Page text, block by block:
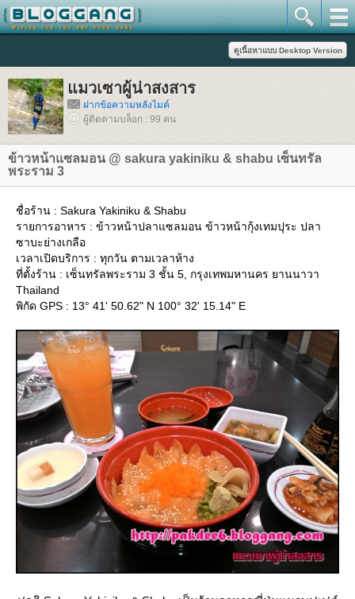
มวเซาผู้น่าสงสาร
ฝากข้อความหลังไมค์
ผู้ติดตามบล็อก : 99 คน
ข้าวหน้าแซลมอน @ sakura yakiniku & shabu เซ็นทรัล
พระราม 3
ชื่อร้าน : Sakura Yakiniku & Shabu
รายการอาหาร : ข้าวหน้าปลาแซลมอน ข้าวหน้ากุ้งเทมปุระ ปลา
ซาบะย่างเกลือ
เวลาเปิดบริการ : ทุกวัน ตามเวลาห้าง
ที่ตั้งร้าน : เซ็นทรัลพระราม 3 ชั้น 5, กรุงเทพมหานคร ยานนาวา
Thailand
พิกัด GPS : 13° 41' 50.62" N 100° 32' 15.14" E